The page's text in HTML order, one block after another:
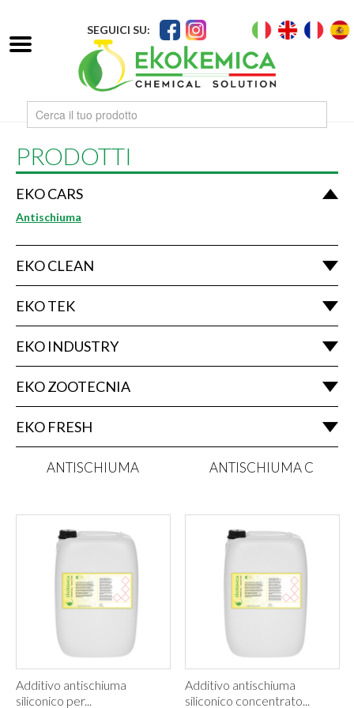
SEGUICI SU:
PRODOTTI
EKO CARS
Antischiuma
EKO CLEAN
EKO TEK
EKO INDUSTRY
EKO ZOOTECNIA
EKO FRESH
ANTISCHIUMA
Additivo antischiuma
siliconico per...
ANTISCHIUMA C
Additivo antischiuma
siliconico concentrato...